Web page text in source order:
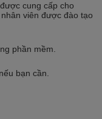
cung cấp cho
viên được đào tạo
phần mềm.
bạn cần.